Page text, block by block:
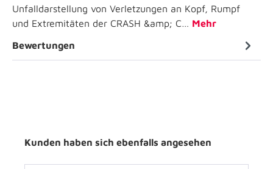
Unfalldarstellung von Verletzungen an Kopf, Rumpf
und Extremitäten der CRASH &amp; C… Mehr
Bewertungen
Kunden haben sich ebenfalls angesehen